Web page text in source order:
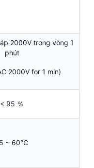
2000V trong vòng 1
phút
2000V for 1 min)
< 95 ％
~ 60℃